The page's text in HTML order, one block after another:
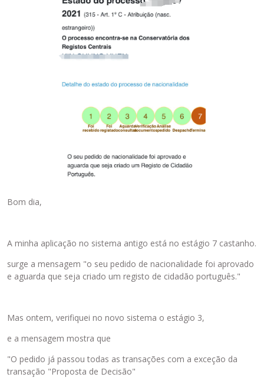
Bom dia,
A minha aplicação no sistema antigo está no estágio 7 castanho.
surge a mensagem "o seu pedido de nacionalidade foi aprovado
e aguarda que seja criado um registo de cidadão português."
Mas ontem, verifiquei no novo sistema o estágio 3,
e a mensagem mostra que
"O pedido já passou todas as transações com a exceção da
transação "Proposta de Decisão"